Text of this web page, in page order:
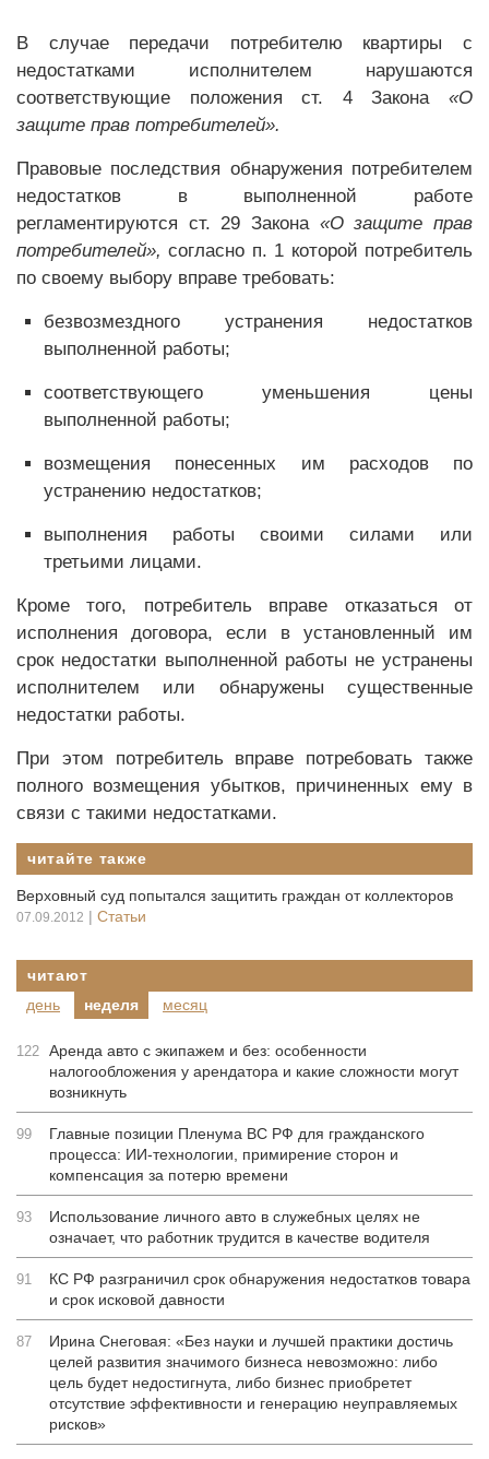
В случае передачи потребителю квартиры с
недостатками исполнителем нарушаются
соответствующие положения ст. 4 Закона «О
защите прав потребителей».
Правовые последствия обнаружения потребителем
недостатков в выполненной работе
регламентируются ст. 29 Закона «О защите прав
потребителей»,согласно п. 1 которой потребитель
по своему выбору вправе требовать:
безвозмездного устранения недостатков
выполненной работы;
соответствующего уменьшения цены
выполненной работы;
возмещения понесенных им расходов по
устранению недостатков;
выполнения работы своими силами или
третьими лицами.
Кроме того, потребитель вправе отказаться от
исполнения договора, если в установленный им
срок недостатки выполненной работы не устранены
исполнителем или обнаружены существенные
недостатки работы.
При этом потребитель вправе потребовать также
полного возмещения убытков, причиненных ему в
связи с такими недостатками.
читайте также
Верховный суд попытался защитить граждан от коллекторов
07.09.2012 | Статьи
читают
день
неделя месяц
122 Аренда авто с экипажем и без: особенности
налогообложения у арендатора и какие сложности могут
возникнуть
99
Главные позиции Пленума ВС РФ для гражданского
процесса: ИИ-технологии, примирение сторон и
компенсация за потерю времени
93
Использование личного авто в служебных целях не
означает, что работник трудится в качестве водителя
91
КС РФ разграничил срок обнаружения недостатков товара
и срок исковой давности
87
Ирина Снеговая: «Без науки и лучшей практики достичь
целей развития значимого бизнеса невозможно: либо
цель будет недостигнута, либо бизнес приобретет
отсутствие эффективности и генерацию неуправляемых
рисков»